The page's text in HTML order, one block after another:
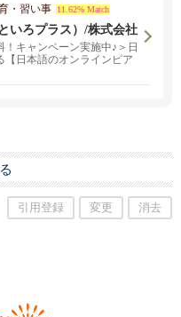
します。お取り扱いブラン
・STEINWAY&SONS。
で ピアノレッスンも開催
で全ての年齢の方にお教え
・習い事 11.62% Match
いろプラス）/株式会社
！キャンペーン実施中♪＞日
【日本語のオンラインピア
引用登録 変更 消去